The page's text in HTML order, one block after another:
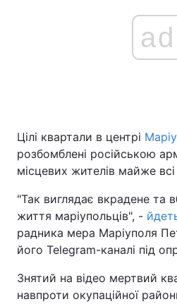
ad
Цілі квартали в центрі
розбомблені російською
місцевих жителів майже всі
"Так виглядає вкрадене та
життя маріупольців", -
радника мера Маріуполя
його Telegram-каналі під
Знятий на відео мертвий
навпроти окупаційної